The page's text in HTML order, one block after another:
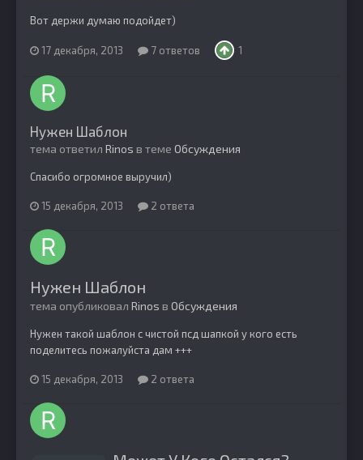
Вот держи думаю подойдет)
17 декабря, 2013 7 ответов 1
Нужен Шаблон
тема ответил Rinos в теме Обсуждения
Спасибо огромное выручил)
15 декабря, 2013 2 ответа
Нужен Шаблон
тема опубликовал Rinos в Обсуждения
Нужен такой шаблон с чистой псд шапкой у кого есть
поделитесь пожалуйста дам +++
15 декабря, 2013 2 ответа